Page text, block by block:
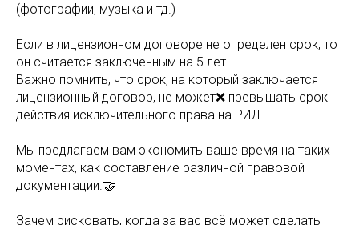
(фотографии, музыка и тд.)
Если в лицензионном договоре не определен срок, то
он считается заключенным на 5 лет.
Важно помнить, что срок, на который заключается
лицензионный договор, не может❌ превышать срок
действия исключительного права на РИД.
Мы предлагаем вам экономить ваше время на таких
моментах, как составление различной правовой
документации.🤝
Зачем рисковать, когда за вас всё может сделать